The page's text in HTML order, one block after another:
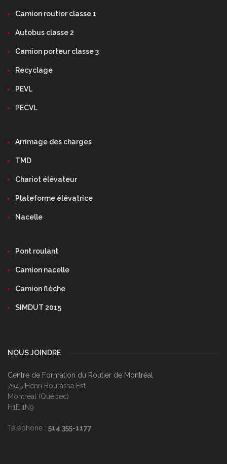
Camion routier classe 1
Autobus classe 2
Camion porteur classe 3
Recyclage
PEVL
PECVL
Arrimage des charges
TMD
Chariot élévateur
Plateforme élévatrice
Nacelle
Pont roulant
Camion nacelle
Camion flèche
SIMDUT 2015
NOUS JOINDRE
Centre de Formation du Routier de Montréal
7945 Henri Bourassa Est
Montréal (Québec)
H1E 1N9
Téléphone : 514 355-1177